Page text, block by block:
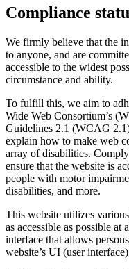
Compliance
We firmly believe that the
to anyone, and are
accessible to the widest
circumstance and ability.
To fulfill this, we aim to
Wide Web Consortium’s
Guidelines 2.1 (WCAG
explain how to make web
array of disabilities.
ensure that the website is
people with motor
disabilities, and more.
This website utilizes
as accessible as possible
interface that allows
website’s UI (user